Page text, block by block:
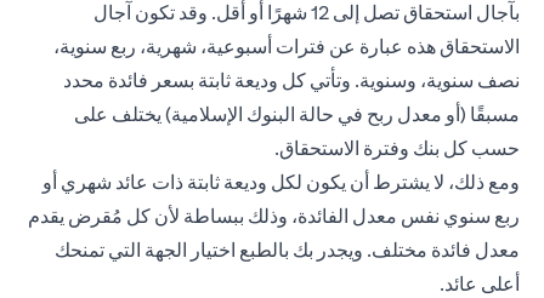
بآجال استحقاق تصل إلى 12 شهرًا أو أقل. وقد تكون آجال
الاستحقاق هذه عبارة عن فترات أسبوعية، شهرية، ربع سنوية،
نصف سنوية، وسنوية. وتأتي كل وديعة ثابتة بسعر فائدة محدد
مسبقًا (أو معدل ربح في حالة البنوك الإسلامية) يختلف على
حسب كل بنك وفترة الاستحقاق.
ومع ذلك، لا يشترط أن يكون لكل وديعة ثابتة ذات عائد شهري أو
ربع سنوي نفس معدل الفائدة، وذلك ببساطة لأن كل مُقرض يقدم
معدل فائدة مختلف. ويجدر بك بالطبع اختيار الجهة التي تمنحك
أعلى عائد.